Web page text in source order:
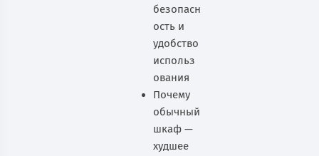
безопасн
ость и
удобство
использ
ования
Почему
обычный
шкаф —
худшее